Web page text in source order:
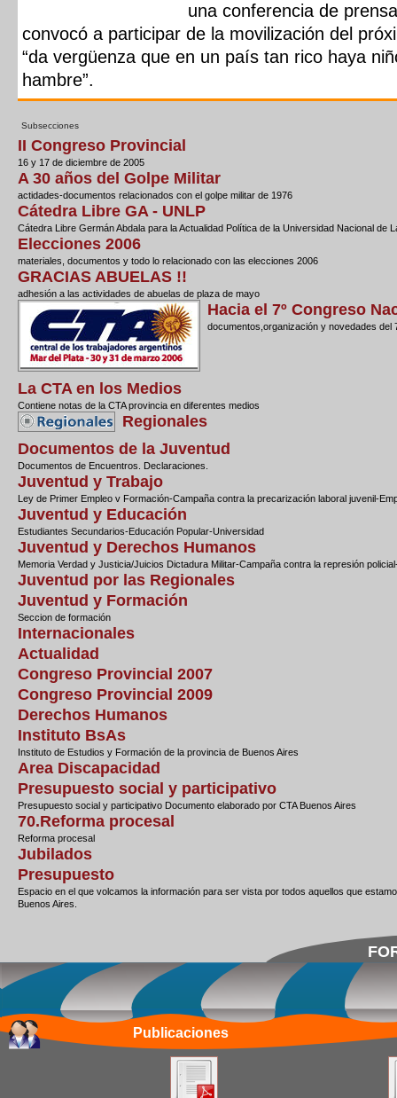
una conferencia de
convocó a participar de la movilización del
“da vergüenza que en un país tan rico haya
hambre”.
Subsecciones
II Congreso Provincial
16 y 17 de diciembre de 2005
A 30 años del Golpe Militar
actidades-documentos relacionados con el golpe militar de 1976
Cátedra Libre GA - UNLP
Cátedra Libre Germán Abdala para la Actualidad Política de la Universidad Nacional de
Elecciones 2006
materiales, documentos y todo lo relacionado con las elecciones 2006
GRACIAS ABUELAS !!
adhesión a las actividades de abuelas de plaza de mayo
Hacia el 7º Congreso
documentos,organización y novedades del
La CTA en los Medios
Contiene notas de la CTA provincia en diferentes medios
Regionales
Documentos de la Juventud
Documentos de Encuentros. Declaraciones.
Juventud y Trabajo
Ley de Primer Empleo v Formación-Campaña contra la precarización laboral juvenil-
Juventud y Educación
Estudiantes Secundarios-Educación Popular-Universidad
Juventud y Derechos Humanos
Memoria Verdad y Justicia/Juicios Dictadura Militar-Campaña contra la represión
Juventud por las Regionales
Juventud y Formación
Seccion de formación
Internacionales
Actualidad
Congreso Provincial 2007
Congreso Provincial 2009
Derechos Humanos
Instituto BsAs
Instituto de Estudios y Formación de la provincia de Buenos Aires
Area Discapacidad
Presupuesto social y participativo
Presupuesto social y participativo Documento elaborado por CTA Buenos Aires
70.Reforma procesal
Reforma procesal
Jubilados
Presupuesto
Espacio en el que volcamos la información para ser vista por todos aquellos que
Buenos Aires.
Publicaciones